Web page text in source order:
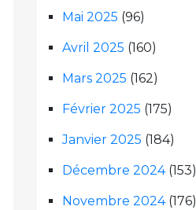
Mai 2025 (96)
Avril 2025 (160)
Mars 2025 (162)
Février 2025 (175)
Janvier 2025 (184)
Décembre 2024(153)
Novembre 2024(176)